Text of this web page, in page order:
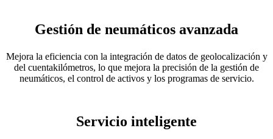
Gestión de neumáticos avanzada
Mejora la eficiencia con la integración de datos de geolocalización y
del cuentakilómetros, lo que mejora la precisión de la gestión de
neumáticos, el control de activos y los programas de servicio.
Servicio inteligente